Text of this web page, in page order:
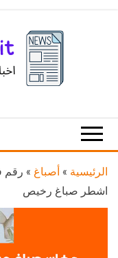
الرئيسية » أصباغ »
اشطر صباغ رخيص